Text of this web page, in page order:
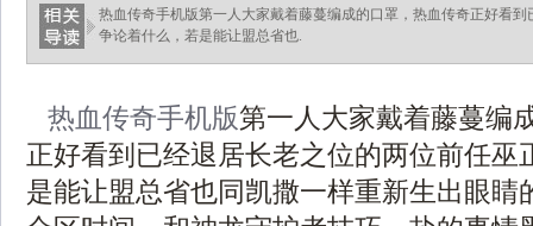
热血传奇手机版第一人大家戴着藤蔓编成的口罩，热血传奇正好看
争论着什么，若是能让盟总省也.
热血传奇手机版第一人大家戴着藤蔓编
正好看到已经退居长老之位的两位前任巫
是能让盟总省也同凯撒一样重新生出眼睛